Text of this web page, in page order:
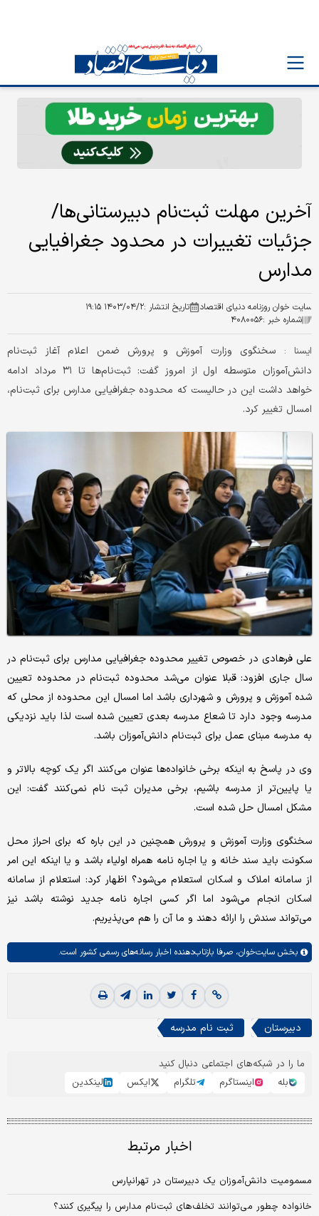
آخرین مهلت ثبت‌نام دبیرستانی‌ها/
جزئیات تغییرات در محدود جغرافیایی
مدارس
سایت خوان روزنامه دنیای اقتصاد تاریخ انتشار :۱۴۰۳/۰۴/۲ ۱۹:۱۵
شماره خبر :۴۰۸۰۰۵۶
ايسنا : سخنگوی وزارت آموزش و پرورش ضمن اعلام آغاز ثبت‌نام
دانش‌آموزان متوسطه اول از امروز گفت: ثبت‌نام‌ها تا ۳۱ مرداد ادامه
خواهد داشت این در حالیست که محدوده جغرافیایی مدارس برای ثبت‌نام،
امسال تغییر کرد.
علی فرهادی در خصوص تغییر محدوده جغرافیایی مدارس برای ثبت‌نام در
سال جاری افزود: قبلا عنوان می‌شد محدوده ثبت‌نام در محدوده تعیین
شده آموزش و پرورش و شهرداری باشد اما امسال این محدوده از محلی که
مدرسه وجود دارد تا شعاع مدرسه بعدی تعیین شده است لذا باید نزدیکی
به مدرسه مبنای عمل برای ثبت‌نام دانش‌آموزان باشد.
وی در پاسخ به اینکه برخی خانواده‌ها عنوان می‌کنند اگر یک کوچه بالاتر و
یا پایین‌تر از مدرسه باشیم، برخی مدیران ثبت نام‌ نمی‌کنند گفت: این
مشکل امسال حل شده است.
سخنگوی وزارت آموزش و پرورش همچنین در این باره که برای احراز محل
سکونت باید سند خانه و یا اجاره نامه همراه اولیاء باشد و یا اینکه این امر
از سامانه املاک و اسکان استعلام می‌شود؟ اظهار کرد: استعلام از سامانه
اسکان انجام می‌شود اما اگر کسی اجاره نامه جدید نوشته باشد نیز
می‌تواند سندش را ارائه دهند و ما آن را هم می‌پذیریم.
بخش سایت‌خوان، صرفا بازتاب‌دهنده اخبار رسانه‌های رسمی کشور است.
دبیرستان ثبت نام مدرسه
ما را در شبکه‌های اجتماعی دنبال کنید
بله
اینستاگرم تلگرام ایکس لینکدین
اخبار مرتبط
مسمومیت دانش‌آموزان یک دبیرستان در تهرانپارس
خانواده چطور می‌توانند تخلف‌های ثبت‌نام مدارس را پیگیری کنند؟